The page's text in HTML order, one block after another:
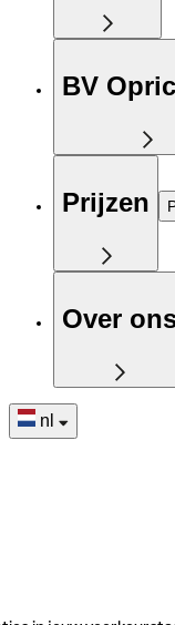
BV
Prijzen
Over
nl